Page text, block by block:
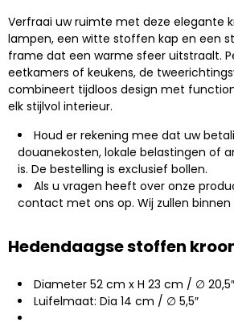
Verfraai uw ruimte met deze elegante
lampen, een witte stoffen kap en een
frame dat een warme sfeer uitstraalt.
eetkamers of keukens, de
combineert tijdloos design met
elk stijlvol interieur.
Houd er rekening mee dat uw
douanekosten, lokale belastingen of
is. De bestelling is exclusief bollen.
Als u vragen heeft over onze
contact met ons op. Wij zullen binnen
Hedendaagse stoffen
Diameter 52 cm x H 23 cm / ∅ 20,5″
Luifelmaat: Dia 14 cm / ∅ 5,5″